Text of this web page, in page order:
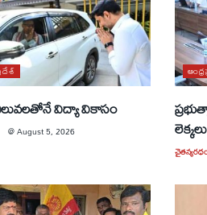
విద్యా వికాసం
@August 5, 2026